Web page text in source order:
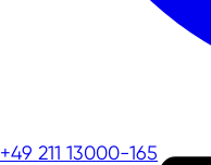
+49 211 13000-165